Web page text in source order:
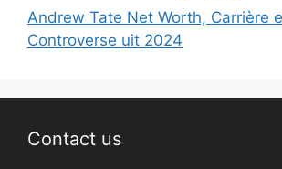
Andrew Tate Net Worth, Carrière
Controverse uit 2024
Contact us